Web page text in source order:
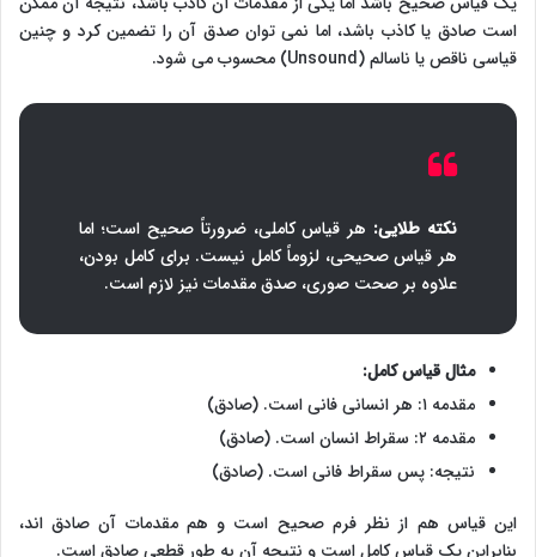
است صادق یا کاذب باشد، اما نمی توان صدق آن را تضمین کرد و چنین
قیاسی ناقص یا ناسالم (Unsound) محسوب می شود.
نکته طلایی: هر قیاس کاملی، ضرورتاً صحیح است؛ اما
هر قیاس صحیحی، لزوماً کامل نیست. برای کامل بودن،
علاوه بر صحت صوری، صدق مقدمات نیز لازم است.
مثال قیاس کامل:
مقدمه ۱: هر انسانی فانی است. (صادق)
مقدمه ۲: سقراط انسان است. (صادق)
نتیجه: پس سقراط فانی است. (صادق)
این قیاس هم از نظر فرم صحیح است و هم مقدمات آن صادق اند،
بنابراین یک قیاس کامل است و نتیجه آن به طور قطعی صادق است.